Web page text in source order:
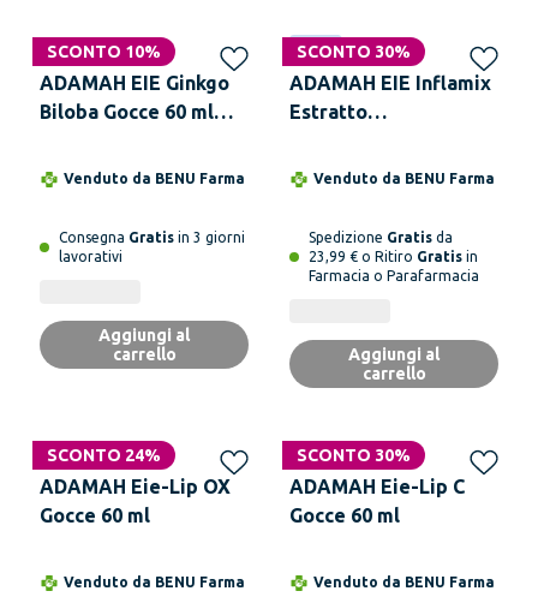
SCONTO 10%
ADAMAH EIE Ginkgo
Biloba Gocce 60 ml
Alimentare
Venduto da BENU Farma
Consegna Gratis in 3 giorni
lavorativi
Aggiungi al
carrello
SCONTO 30%
Novità
ADAMAH EIE Inflamix
Estratto
Flacone 60 ml
Venduto da BENU Farma
Spedizione Gratis da
23,99 € o Ritiro Gratis in
Farmacia o Parafarmacia
Aggiungi al
carrello
SCONTO 24%
ADAMAH Eie-Lip OX
Gocce 60 ml
Venduto da BENU Farma
SCONTO 30%
ADAMAH Eie-Lip C
Gocce 60 ml
Venduto da BENU Farma